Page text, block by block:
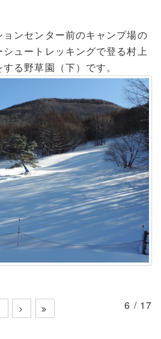
ンセンター前のキャンプ場の
ュートレッキングで登る村上
る野草園（下）です。
6 / 17